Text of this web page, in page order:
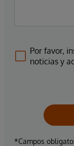
Por favor,
noticias y
*Campos